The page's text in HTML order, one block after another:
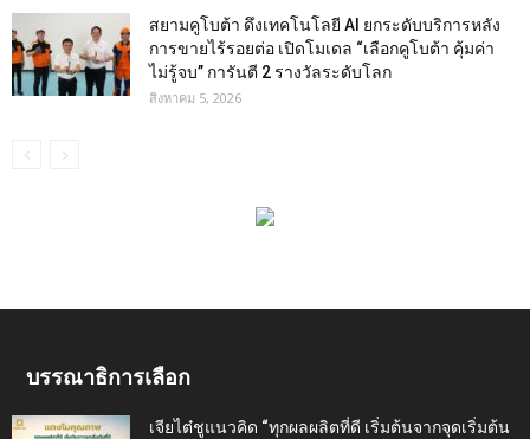
สยามคูโบต้า ดึงเทคโนโลยี AI ยกระดับบริการหลัง
การขายไร้รอยต่อ เปิดโมเดล “เลือกคูโบต้า คุ้มค่า
ไม่รู้จบ” การันตี 2 รางวัลระดับโลก
สิงหาคม 5, 2026
บรรณาธิการเลือก
เจียไต๋ชูแนวคิด “ทุกผลผลิตที่ดี เริ่มต้นจากจุดเริ่มต้น